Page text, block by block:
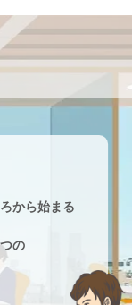
から始まる
の